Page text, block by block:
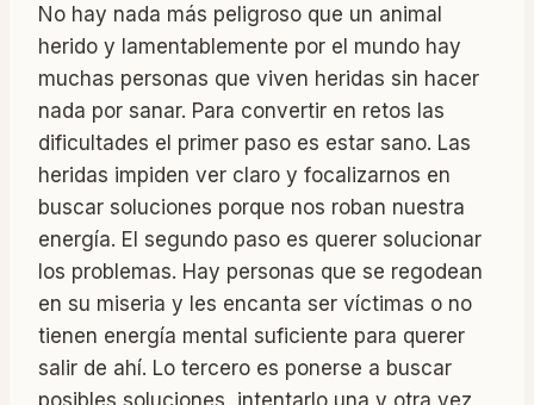
No hay nada más peligroso que un animal
herido y lamentablemente por el mundo hay
muchas personas que viven heridas sin hacer
nada por sanar. Para convertir en retos las
dificultades el primer paso es estar sano. Las
heridas impiden ver claro y focalizarnos en
buscar soluciones porque nos roban nuestra
energía. El segundo paso es querer solucionar
los problemas. Hay personas que se regodean
en su miseria y les encanta ser víctimas o no
tienen energía mental suficiente para querer
salir de ahí. Lo tercero es ponerse a buscar
posibles soluciones, intentarlo una y otra vez